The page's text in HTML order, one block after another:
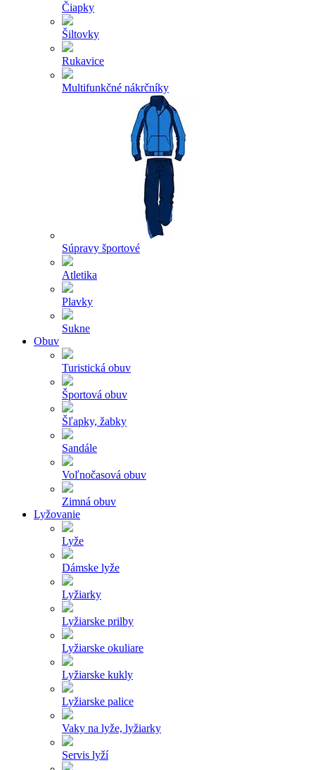
Čiapky
Šiltovky
Rukavice
Multifunkčné nákrčníky
Súpravy športové
Atletika
Plavky
Sukne
Obuv
Turistická obuv
Športová obuv
Šľapky, žabky
Sandále
Voľnočasová obuv
Zimná obuv
Lyžovanie
Lyže
Dámske lyže
Lyžiarky
Lyžiarske prilby
Lyžiarske okuliare
Lyžiarske kukly
Lyžiarske palice
Vaky na lyže, lyžiarky
Servis lyží